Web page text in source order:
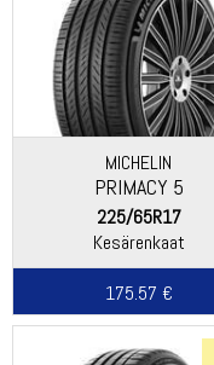
MICHELIN
PRIMACY 5
225/65R17
Kesärenkaat
175.57 €